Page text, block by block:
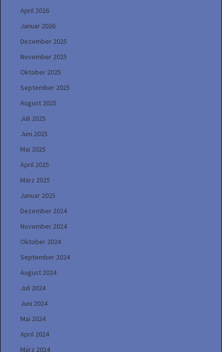
April 2026
Januar 2026
Dezember 2025
November 2025
Oktober 2025
September 2025
August 2025
Juli 2025
Juni 2025
Mai 2025
April 2025
März 2025
Januar 2025
Dezember 2024
November 2024
Oktober 2024
September 2024
August 2024
Juli 2024
Juni 2024
Mai 2024
April 2024
März 2024